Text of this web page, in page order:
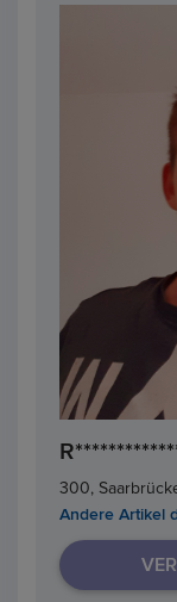
300,
Andere Artikel